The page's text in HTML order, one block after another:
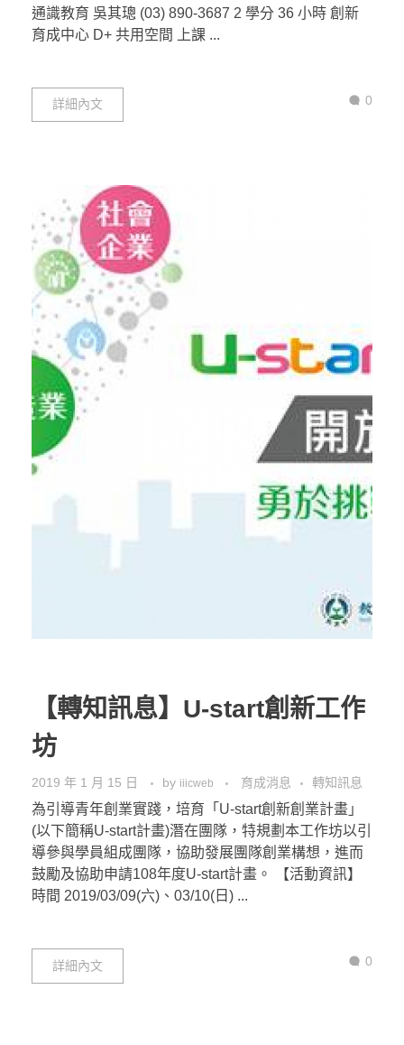
通識教育 吳其璁 (03) 890-3687 2 學分 36 小時 創新
育成中心 D+ 共用空間 上課 ...
詳細內文 0
【轉知訊息】U-start創新工作
坊
2019 年 1 月 15 日 by iiicweb 育成消息 轉知訊息
為引導青年創業實踐，培育「U-start創新創業計畫」
(以下簡稱U-start計畫)潛在團隊，特規劃本工作坊以引
導參與學員組成團隊，協助發展團隊創業構想，進而
鼓勵及協助申請108年度U-start計畫。 【活動資訊】
時間 2019/03/09(六)、03/10(日) ...
詳細內文 0